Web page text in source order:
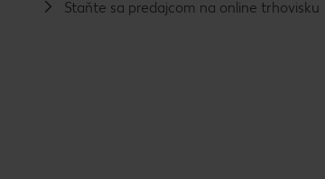
Staňte sa predajcom na online trhovisku